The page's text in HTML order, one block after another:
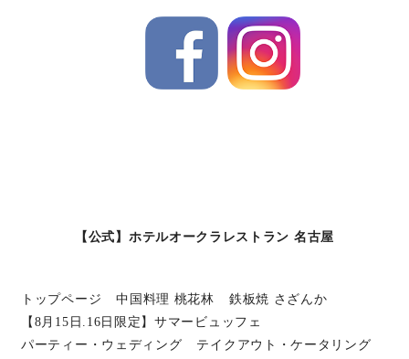
【公式】ホテルオークラレストラン 名古屋
トップページ 中国料理 桃花林
鉄板焼 さざんか
【8月15日.16日限定】サマービュッフェ
パーティー・ウェディング
テイクアウト・ケータリング